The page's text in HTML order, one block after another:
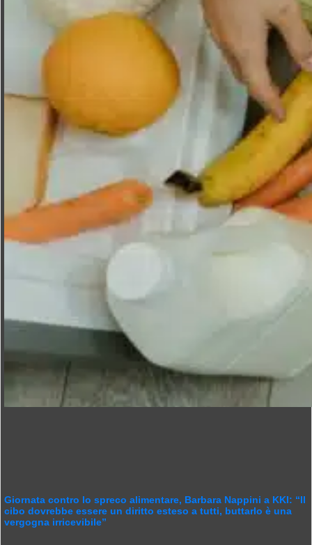
Giornata contro lo spreco alimentare, Barbara Nappini a KKI: “Il
cibo dovrebbe essere un diritto esteso a tutti, buttarlo è una
vergogna irricevibile”